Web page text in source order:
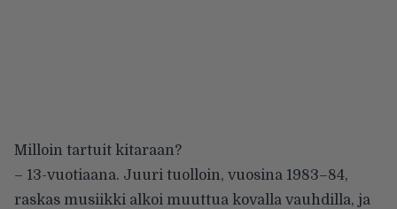
Milloin tartuit kitaraan?
– 13-vuotiaana. Juuri tuolloin, vuosina 1983–84,
raskas musiikki alkoi muuttua kovalla vauhdilla, ja